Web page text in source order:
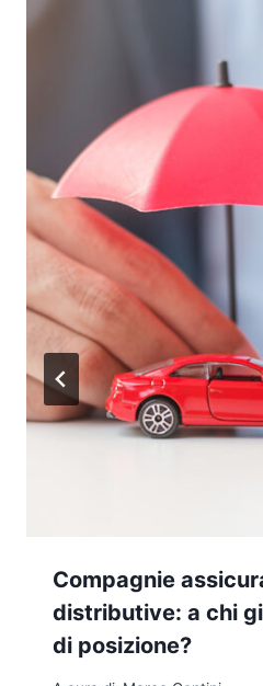
Compagnie
distributive: a chi
di posizione?